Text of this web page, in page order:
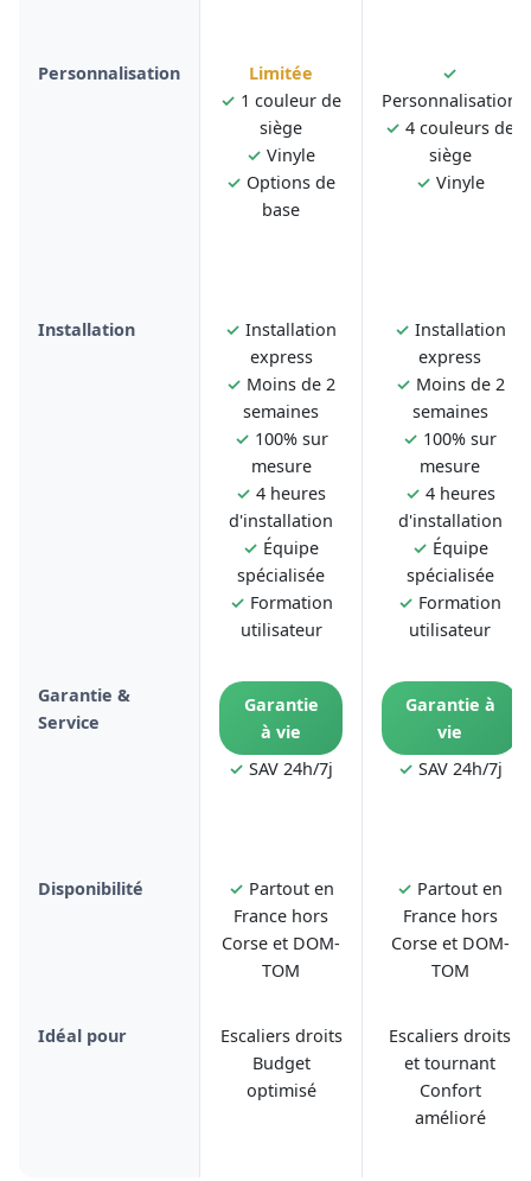
Personnalisation
Limitée
✓ 1 couleur de
siège
✓ Vinyle
✓ Options de
base
✓
Personnalisation
✓ 4 couleurs de
siège
✓ Vinyle
Installation ✓ Installation
express
✓ Moins de 2
semaines
✓ 100% sur
mesure
✓ 4 heures
d'installation
✓ Équipe
spécialisée
✓ Formation
utilisateur
✓ Installation
express
✓ Moins de 2
semaines
✓ 100% sur
mesure
✓ 4 heures
d'installation
✓ Équipe
spécialisée
✓ Formation
utilisateur
Garantie &
Service
Garantie
à vie
✓ SAV 24h/7j
Garantie à
vie
✓ SAV 24h/7j
Disponibilité ✓ Partout en
France hors
Corse et DOM-
TOM
✓ Partout en
France hors
Corse et DOM-
TOM
Idéal pour
Escaliers droits
Budget
optimisé
Escaliers droits
et tournant
Confort
amélioré